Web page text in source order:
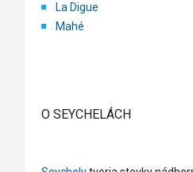
La Digue
Mahé
O SEYCHELÁCH